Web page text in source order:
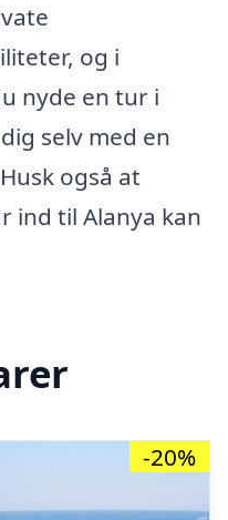
og i
nyde en tur i
selv med en
også at
ind til Alanya kan
-20%